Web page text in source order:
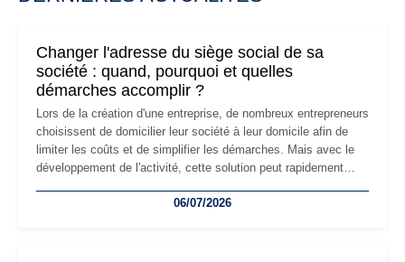
Changer l'adresse du siège social de sa
société : quand, pourquoi et quelles
démarches accomplir ?
Lors de la création d'une entreprise, de nombreux entrepreneurs
choisissent de domicilier leur société à leur domicile afin de
limiter les coûts et de simplifier les démarches. Mais avec le
développement de l'activité, cette solution peut rapidement
professionnels, recrutement, image de marque… Le
06/07/2026